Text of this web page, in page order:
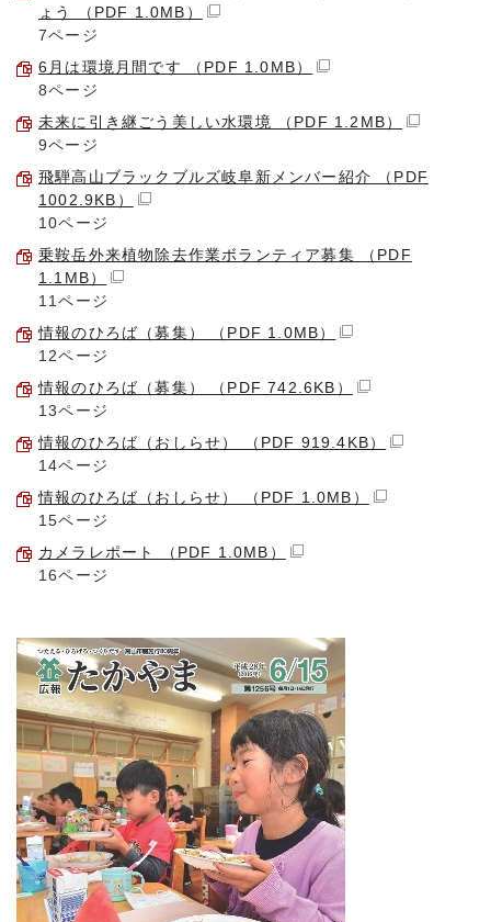
ょう （PDF 1.0MB）
7ページ
6月は環境月間です （PDF 1.0MB）
8ページ
未来に引き継ごう美しい水環境 （PDF 1.2MB）
9ページ
飛騨高山ブラックブルズ岐阜新メンバー紹介 （PDF
1002.9KB）
10ページ
乗鞍岳外来植物除去作業ボランティア募集 （PDF
1.1MB）
11ページ
情報のひろば（募集） （PDF 1.0MB）
12ページ
情報のひろば（募集） （PDF 742.6KB）
13ページ
情報のひろば（おしらせ） （PDF 919.4KB）
14ページ
情報のひろば（おしらせ） （PDF 1.0MB）
15ページ
カメラレポート （PDF 1.0MB）
16ページ